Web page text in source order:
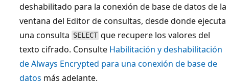
deshabilitado para la conexión de base de datos de la
ventana del Editor de consultas, desde donde ejecuta
una consulta SELECT que recupere los valores del
texto cifrado. Consulte Habilitación y deshabilitación
de Always Encrypted para una conexión de base de
datos más adelante.